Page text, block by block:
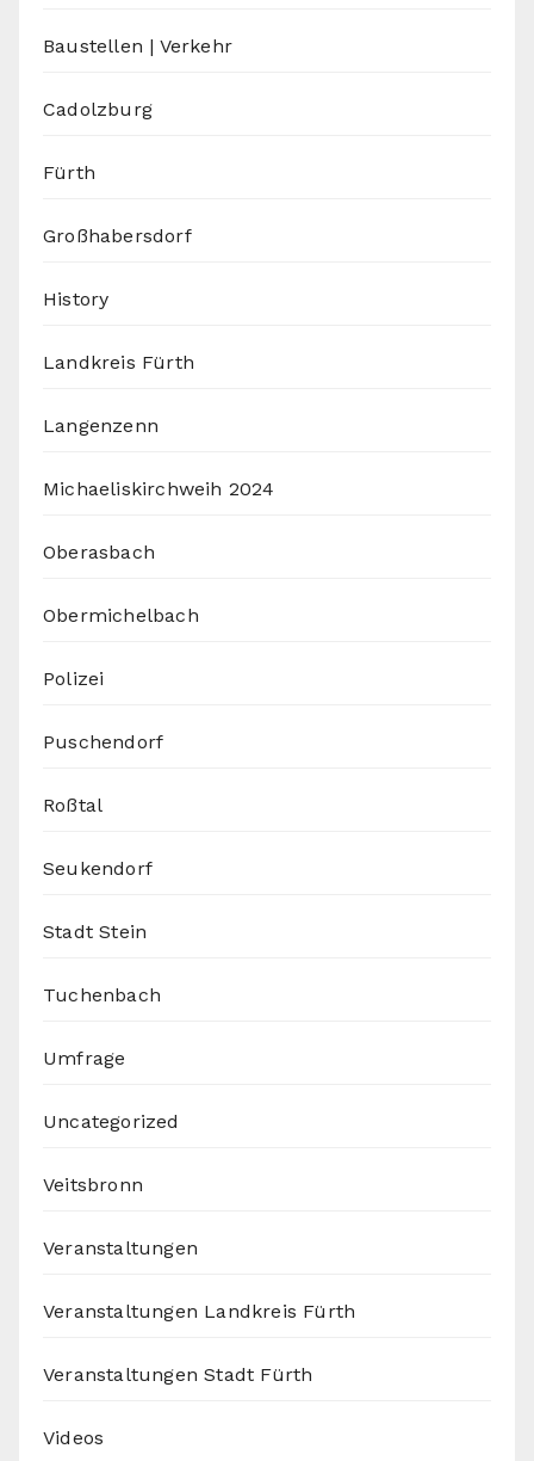
Baustellen | Verkehr
Cadolzburg
Fürth
Großhabersdorf
History
Landkreis Fürth
Langenzenn
Michaeliskirchweih 2024
Oberasbach
Obermichelbach
Polizei
Puschendorf
Roßtal
Seukendorf
Stadt Stein
Tuchenbach
Umfrage
Uncategorized
Veitsbronn
Veranstaltungen
Veranstaltungen Landkreis Fürth
Veranstaltungen Stadt Fürth
Videos